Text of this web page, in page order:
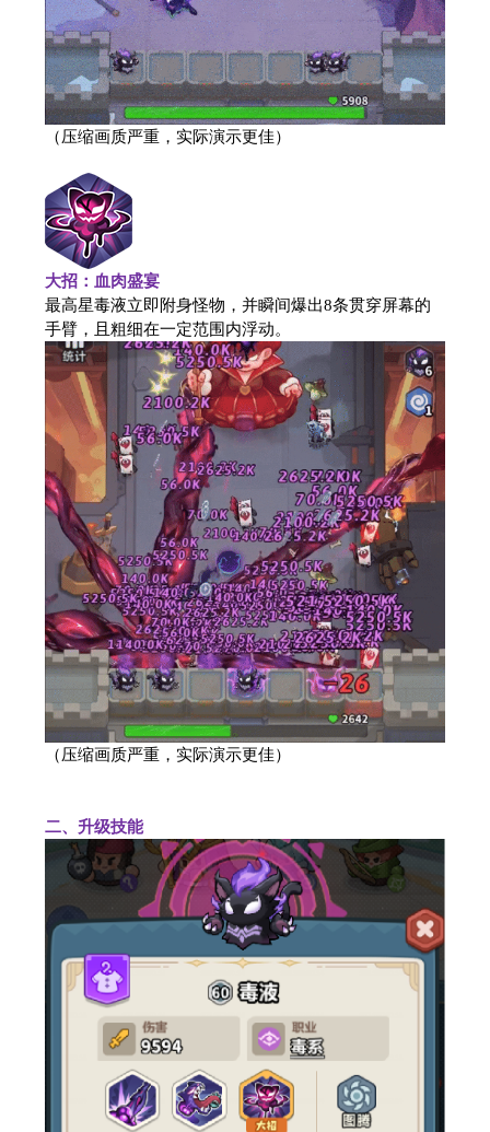
（压缩画质严重，实际演示更佳）
大招：血肉盛宴
最高星毒液立即附身怪物，并瞬间爆出8条贯穿屏幕的
手臂，且粗细在一定范围内浮动。
（压缩画质严重，实际演示更佳）
二、升级技能